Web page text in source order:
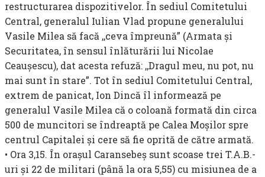
restructurarea dispozitivelor. În sediul Comitetului
Central, generalul Iulian Vlad propune generalului
Vasile Milea să facă ,,ceva împreună” (Armata şi
Securitatea, în sensul înlăturării lui Nicolae
Ceauşescu), dat acesta refuză: ,,Dragul meu, nu pot, nu
mai sunt în stare”. Tot în sediul Comitetului Central,
extrem de panicat, Ion Dincă îl informează pe
generalul Vasile Milea că o coloană formată din circa
500 de muncitori se îndreaptă pe Calea Moşilor spre
centrul Capitalei şi cere să fie oprită de către armată.
• Ora 3,15. În oraşul Caransebeş sunt scoase trei T.A.B.-
uri şi 22 de militari (până la ora 5,55) cu misiunea de a